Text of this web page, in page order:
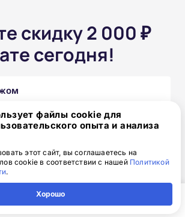
скидку 2 000 ₽
сегодня!
17 850 ₽ скидка: 2 000 ₽
файлы cookie для
опыта и анализа
этот сайт, вы соглашаетесь на
cookie в соответствии с нашей Политикой
.
Хорошо